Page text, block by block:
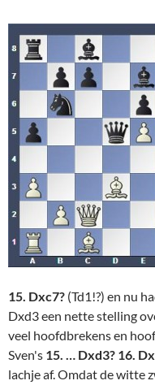
15. Dxc7? (Td1!?) en nu
Dxd3 een nette stelling
veel hoofdbrekens en
Sven's 15. … Dxd3? 16.
lachje af. Omdat de witte